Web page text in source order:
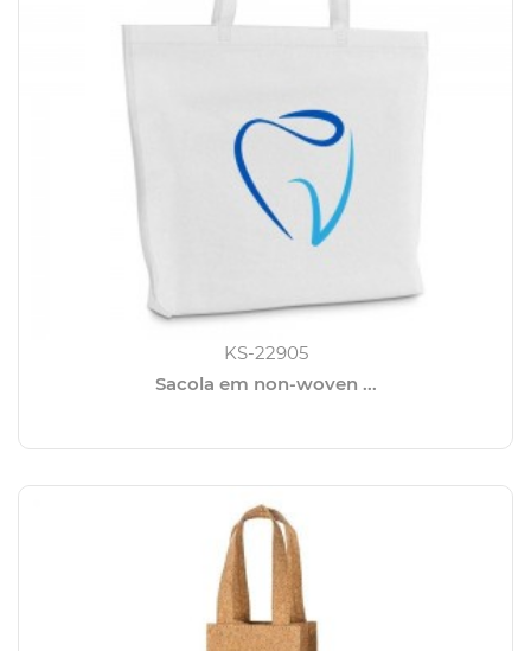
KS-22905
Sacola em non-woven ...